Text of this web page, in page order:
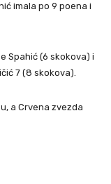
imala po 9 poena i
Spahić (6 skokova) i
7 (8 skokova).
a Crvena zvezda